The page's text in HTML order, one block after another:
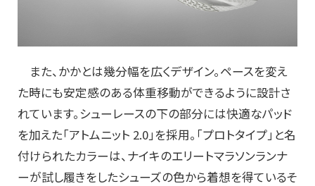
また、かかとは幾分幅を広くデザイン。ペースを変え
た時にも安定感のある体重移動ができるように設計さ
れています。シューレースの下の部分には快適なパッド
を加えた「アトムニット 2.0」を採用。「プロトタイプ」と名
付けられたカラーは、ナイキのエリートマラソンランナ
ーが試し履きをしたシューズの色から着想を得ているそ